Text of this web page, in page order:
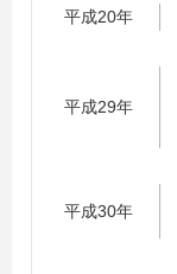
平成20年
平成29年
平成30年